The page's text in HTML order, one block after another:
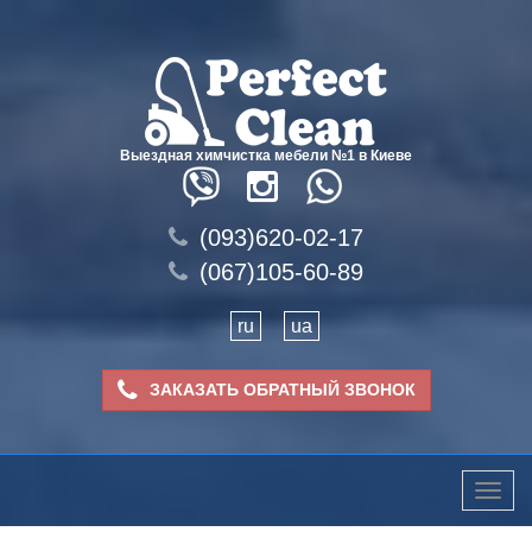
Выездная химчистка мебели №1 в Киеве
(093)620-02-17
(067)105-60-89
ru ua
ЗАКАЗАТЬ ОБРАТНЫЙ ЗВОНОК
Toggle